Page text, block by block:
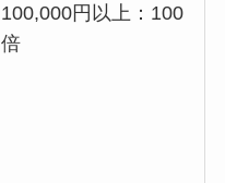
100,000円以上：100
倍